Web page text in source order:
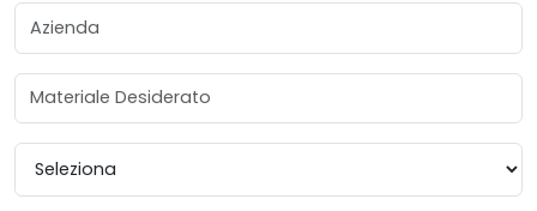
Azienda
Materiale Desiderato
Provincia